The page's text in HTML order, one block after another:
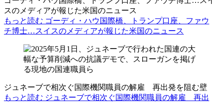
スのメディアが報じた米国のニュース
もっと読む ゴーディ・ハウ国際橋、トランプ口座、ファウ
チ博士…スイスのメディアが報じた米国のニュース
ジュネーブで相次ぐ国際機関職員の解雇 再出発を阻む壁
もっと読む ジュネーブで相次ぐ国際機関職員の解雇 再出